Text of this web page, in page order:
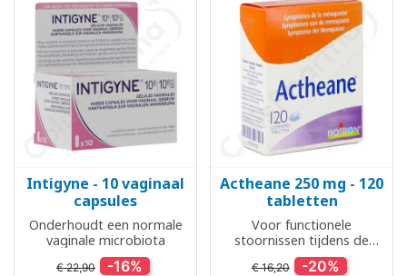
Intigyne - 10 vaginaal
capsules
Onderhoudt een normale
vaginale microbiota
€ 22,90 -16%
Actheane 250 mg - 120
tabletten
Voor functionele
stoornissen tijdens de
menopauze
€ 16,20 -20%